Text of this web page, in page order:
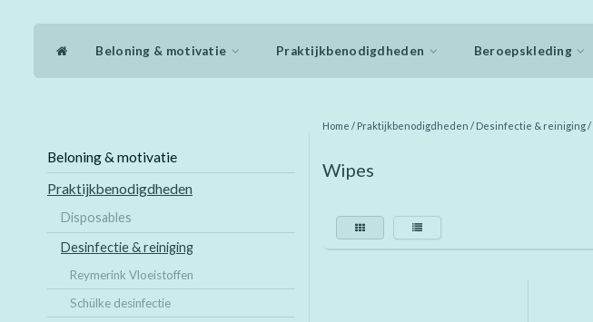
Beloning & motivatie Praktijkbenodigdheden Beroepskleding
Beloning & motivatie
Praktijkbenodigdheden
Disposables
Desinfectie & reiniging
Reymerink Vloeistoffen
Schülke desinfectie
Home / Praktijkbenodigdheden / Desinfectie & reiniging/
Wipes